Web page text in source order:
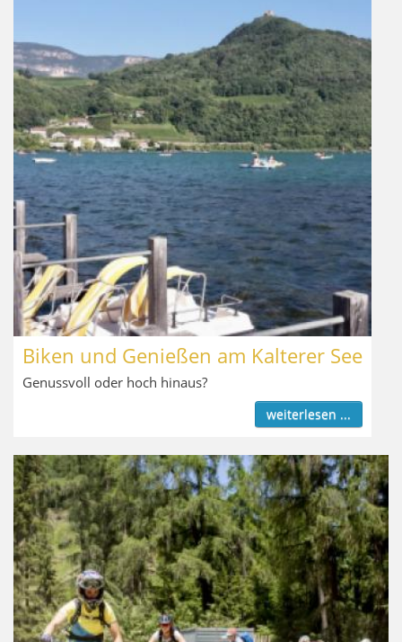
Biken und Genießen am Kalterer See
Genussvoll oder hoch hinaus?
weiterlesen ...